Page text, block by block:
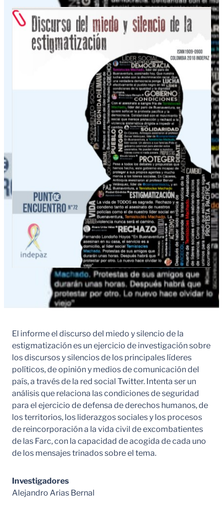
El informe el discurso del miedo y silencio de la
estigmatización es un ejercicio de investigación sobre
los discursos y silencios de los principales líderes
políticos, de opinión y medios de comunicación del
país, a través de la red social Twitter. Intenta ser un
análisis que relaciona las condiciones de seguridad
para el ejercicio de defensa de derechos humanos, de
los territorios, los liderazgos sociales y los procesos
de reincorporación a la vida civil de excombatientes
de las Farc, con la capacidad de acogida de cada uno
de los mensajes trinados sobre el tema.
Investigadores
Alejandro Arias Bernal